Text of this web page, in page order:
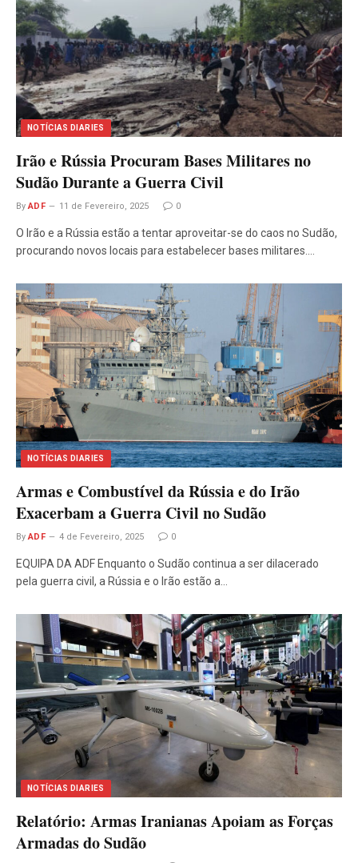
NOTÍCIAS DIARIES
Irão e Rússia Procuram Bases Militares no
Sudão Durante a Guerra Civil
By ADF 11 de Fevereiro, 2025 0
O Irão e a Rússia estão a tentar aproveitar-se do caos no Sudão,
procurando novos locais para estabelecer bases militares.…
NOTÍCIAS DIARIES
Armas e Combustível da Rússia e do Irão
Exacerbam a Guerra Civil no Sudão
By ADF 4 de Fevereiro, 2025 0
EQUIPA DA ADF Enquanto o Sudão continua a ser dilacerado
pela guerra civil, a Rússia e o Irão estão a…
NOTÍCIAS DIARIES
Relatório: Armas Iranianas Apoiam as Forças
Armadas do Sudão